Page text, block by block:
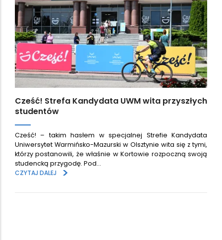
Cześć! Strefa Kandydata UWM wita przyszłych
studentów
Cześć! – takim hasłem w specjalnej Strefie Kandydata
Uniwersytet Warmińsko-Mazurski w Olsztynie wita się z tymi,
którzy postanowili, że właśnie w Kortowie rozpoczną swoją
studencką przygodę. Pod…
CZYTAJ DALEJ
>